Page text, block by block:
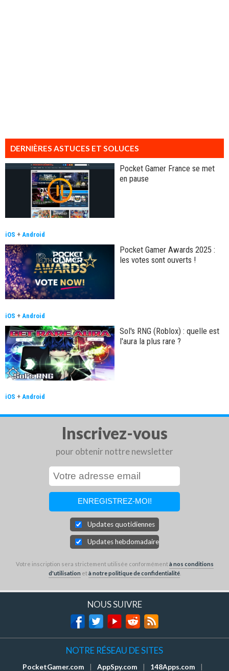
DERNIÈRES ASTUCES ET SOLUCES
Pocket Gamer France se met
en pause
iOS + Android
Pocket Gamer Awards 2025 :
les votes sont ouverts !
iOS + Android
Sol's RNG (Roblox) : quelle est
l'aura la plus rare ?
iOS + Android
Inscrivez-vous
pour obtenir nottre newsletter
Updates quotidiennes
Updates hebdomadaires
Votre inscription sera strictement utilisée conformémentà nos conditions
d'utilisation età notre politique de confidentialité.
NOUS SUIVRE
NOTRE RÉSEAU DE SITES
PocketGamer.com AppSpy.com 148Apps.com